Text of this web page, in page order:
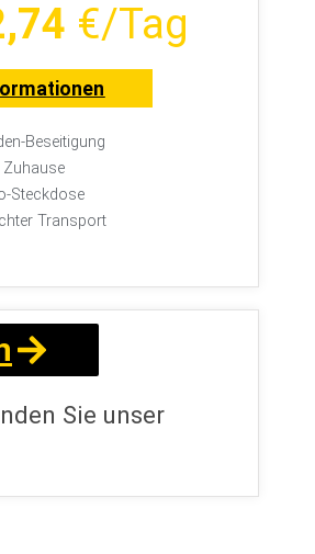
€/Tag
Beseitigung
Zuhause
Steckdose
Transport
Sie unser